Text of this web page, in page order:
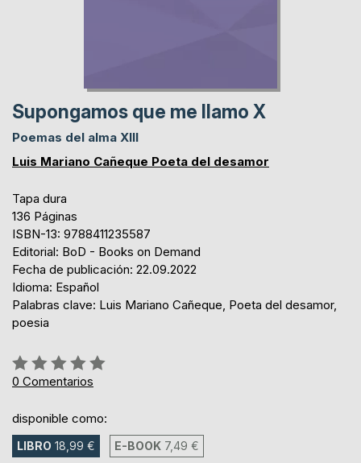
Supongamos que me llamo X
Poemas del alma XIII
Luis Mariano Cañeque Poeta del desamor
Tapa dura
136 Páginas
ISBN-13: 9788411235587
Editorial: BoD - Books on Demand
Fecha de publicación: 22.09.2022
Idioma: Español
Palabras clave: Luis Mariano Cañeque, Poeta del desamor,
poesia
Rating:
0%
0 Comentarios
disponible como:
LIBRO 18,99 € E-BOOK 7,49 €